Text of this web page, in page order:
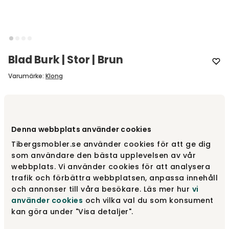
Denna webbplats använder cookies
Tibergsmobler.se använder cookies för att ge dig
som användare den bästa upplevelsen av vår
webbplats. Vi använder cookies för att analysera
trafik och förbättra webbplatsen, anpassa innehåll
och annonser till våra besökare. Läs mer hur vi
använder cookies och vilka val du som konsument
kan göra under "Visa detaljer".
Blad Burk | Stor | Brun
Varumärke: Klong
Stor | Brun
Liten | Grå
770 kr
Fåtal i lager